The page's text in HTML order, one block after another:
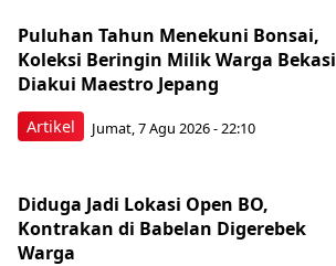
Artikel
Puluhan Tahun Menekuni Bonsai,
Koleksi Beringin Milik Warga Bekasi
Diakui Maestro Jepang
Jumat, 7 Agu 2026 - 22:10
Diduga Jadi Lokasi Open BO,
Kontrakan di Babelan Digerebek
Warga